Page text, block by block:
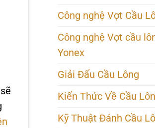
Công nghệ Vợt Cầu
Công nghệ Vợt cầu
Yonex
Giải Đấu Cầu Lông
Kiến Thức Về Cầu
Kỹ Thuật Đánh Cầu